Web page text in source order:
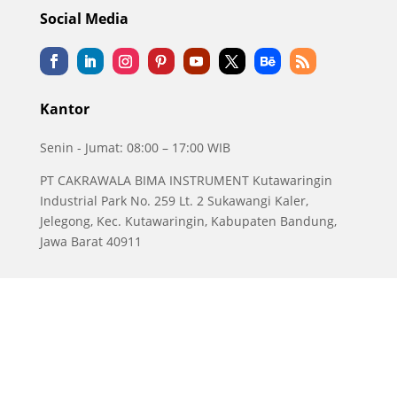
Social Media
Kantor
Senin - Jumat: 08:00 – 17:00 WIB
PT CAKRAWALA BIMA INSTRUMENT Kutawaringin
Industrial Park No. 259 Lt. 2 Sukawangi Kaler,
Jelegong, Kec. Kutawaringin, Kabupaten Bandung,
Jawa Barat 40911